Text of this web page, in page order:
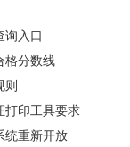
询入口
格分数线
则
打印工具要求
统重新开放